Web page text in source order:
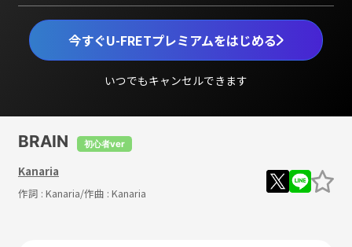
今すぐU-FRETプレミアムをはじめる
いつでもキャンセルできます
BRAIN 初心者ver
Kanaria
作詞 : Kanaria/作曲 : Kanaria